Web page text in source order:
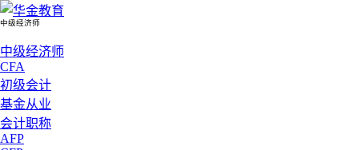
中级经济师
中级经济师
CFA
初级会计
基金从业
会计职称
AFP